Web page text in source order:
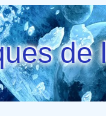
de